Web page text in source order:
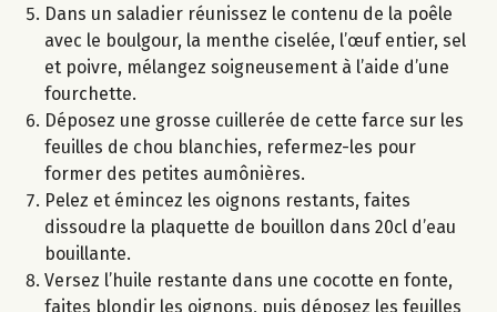
Dans un saladier réunissez le contenu de la poêle
avec le boulgour, la menthe ciselée, l’œuf entier, sel
et poivre, mélangez soigneusement à l’aide d’une
fourchette.
Déposez une grosse cuillerée de cette farce sur les
feuilles de chou blanchies, refermez-les pour
former des petites aumônières.
Pelez et émincez les oignons restants, faites
dissoudre la plaquette de bouillon dans 20cl d’eau
bouillante.
Versez l’huile restante dans une cocotte en fonte,
faites blondir les oignons, puis déposez les feuilles